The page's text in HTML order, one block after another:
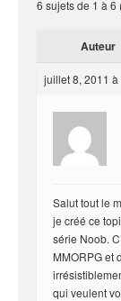
6 sujets de 1 à 6
Auteur
juillet 8, 2011 à
Salut tout le
je créé ce
série Noob.
MMORPG et
qui veulent